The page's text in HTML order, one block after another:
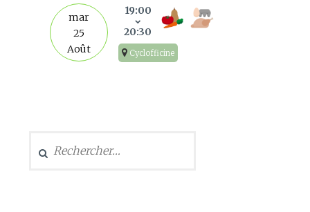
mar
25
Août
19:00
20:30
Cyclofficine